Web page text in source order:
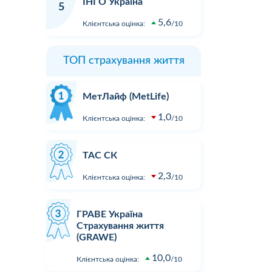
компанії! Не виплачують
5
Клієнтська оцінка: 5,6 10
ТОП страхування життя
МетЛайф (MetLife)
Клієнтська оцінка: 1,0 10
ТАС СК
Клієнтська оцінка: 2,3 10
ГРАВЕ Україна
Страхування життя
(GRAWE)
Клієнтська оцінка: 10,0 10